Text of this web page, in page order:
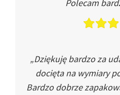
Polecam
„Dziękuję bardzo za
docięta na wymiary
Bardzo dobrze